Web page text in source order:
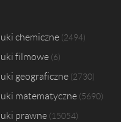
chemiczne 2494
filmowe 6
geograficzne 2730
matematyczne 5690
prawne 15054